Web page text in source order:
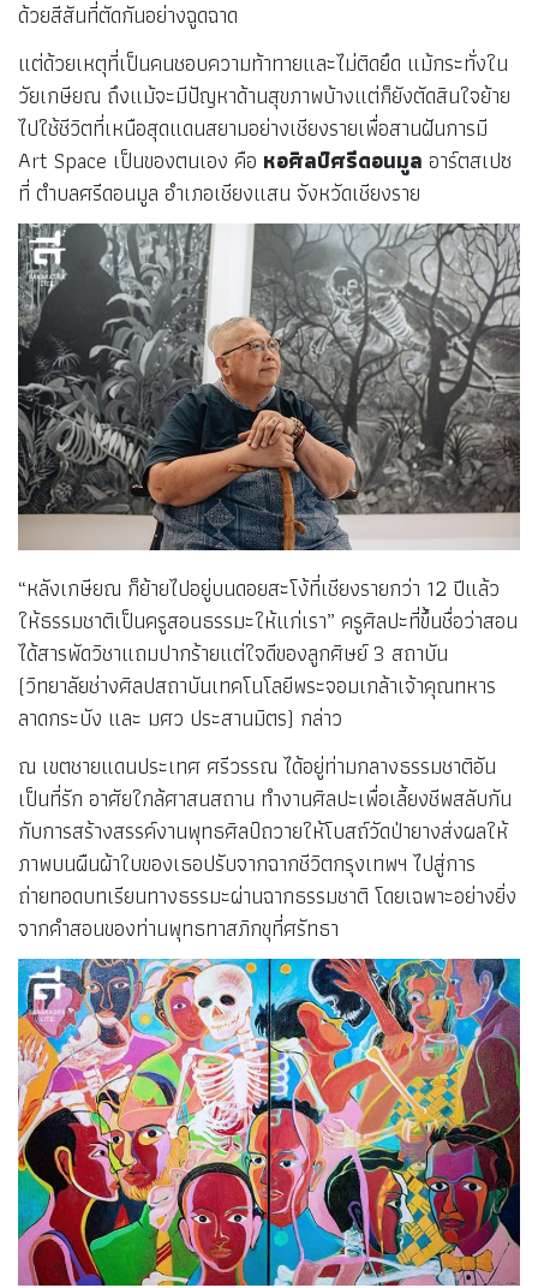
ด้วยสีสันที่ตัดกันอย่างฉูดฉาด
แต่ด้วยเหตุที่เป็นคนชอบความท้าทายและไม่ติดยึด แม้กระทั่งใน
วัยเกษียณ ถึงแม้จะมีปัญหาด้านสุขภาพบ้างแต่ก็ยังตัดสินใจย้าย
ไปใช้ชีวิตที่เหนือสุดแดนสยามอย่างเชียงรายเพื่อสานฝันการมี
Art Space เป็นของตนเอง คือ หอศิลป์ศรีดอนมูล อาร์ตสเปซ
ที่ ตำบลศรีดอนมูล อำเภอเชียงแสน จังหวัดเชียงราย
“หลังเกษียณ ก็ย้ายไปอยู่บนดอยสะโง้ที่เชียงรายกว่า 12 ปีแล้ว
ให้ธรรมชาติเป็นครูสอนธรรมะให้แก่เรา” ครูศิลปะที่ขึ้นชื่อว่าสอน
ได้สารพัดวิชาแถมปากร้ายแต่ใจดีของลูกศิษย์ 3 สถาบัน
(วิทยาลัยช่างศิลปสถาบันเทคโนโลยีพระจอมเกล้าเจ้าคุณทหาร
ลาดกระบัง และ มศว ประสานมิตร) กล่าว
ณ เขตชายแดนประเทศ ศรีวรรณ ได้อยู่ท่ามกลางธรรมชาติอัน
เป็นที่รัก อาศัยใกล้ศาสนสถาน ทำงานศิลปะเพื่อเลี้ยงชีพสลับกัน
กับการสร้างสรรค์งานพุทธศิลป์ถวายให้โบสถ์วัดป่ายางส่งผลให้
ภาพบนผืนผ้าใบของเธอปรับจากฉากชีวิตกรุงเทพฯ ไปสู่การ
ถ่ายทอดบทเรียนทางธรรมะผ่านฉากธรรมชาติ โดยเฉพาะอย่างยิ่ง
จากคำสอนของท่านพุทธทาสภิกขุที่ศรัทธา